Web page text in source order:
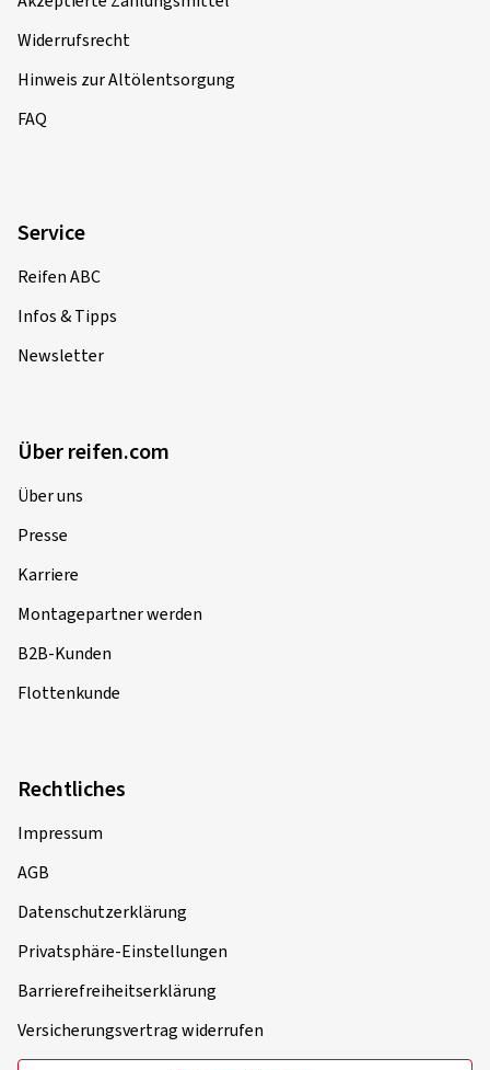
Widerrufsrecht
Hinweis zur Altölentsorgung
FAQ
Service
Reifen ABC
Infos & Tipps
Newsletter
Über reifen.com
Über uns
Presse
Karriere
Montagepartner werden
B2B-Kunden
Flottenkunde
Rechtliches
Impressum
AGB
Datenschutzerklärung
Privatsphäre-Einstellungen
Barrierefreiheitserklärung
Versicherungsvertrag widerrufen